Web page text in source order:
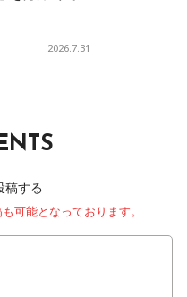
2026.7.31
稿する
可能となっております。